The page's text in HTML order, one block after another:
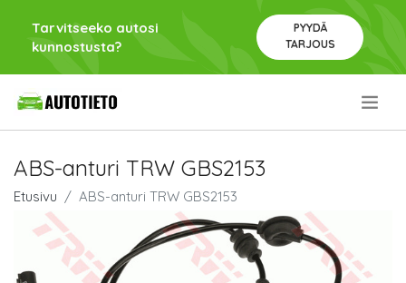
Tarvitseeko autosi
kunnostusta?
PYYDÄ
TARJOUS
ABS-anturi TRW GBS2153
Etusivu ABS-anturi TRW GBS2153